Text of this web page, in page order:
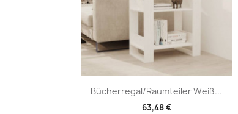
Bücherregal/Raumteiler Weiß...
63,48 €
Vorschau